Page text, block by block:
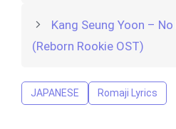
Kang Seung Yoon –
(Reborn Rookie OST)
JAPANESE Romaji Lyrics